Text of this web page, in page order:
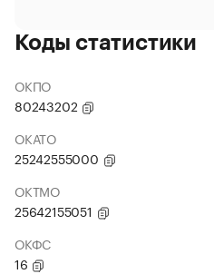
Коды статистики
ОКПО
80243202
ОКАТО
25242555000
ОКТМО
25642155051
ОКФС
16